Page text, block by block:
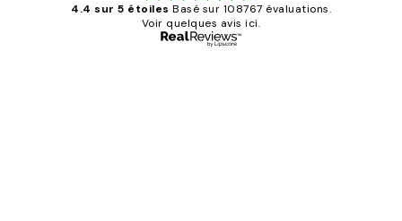
4.4 sur 5 étoiles Basé sur 108767 évaluations.
Voir quelques avis ici.